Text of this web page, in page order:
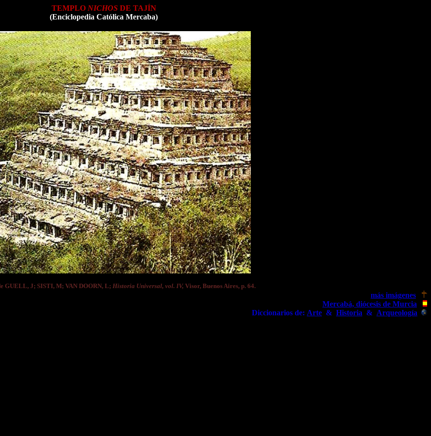
TEMPLO NICHOS DE TAJÍN
(Enciclopedia Católica Mercaba)
GUELL, J; SISTI, M; VAN DOORN, L; Historia Universal, vol. IV,Visor, Buenos Aires, p. 64.
más imágenes
Mercabá, diócesis de Murcia
Diccionarios de: Arte & Historia & Arqueología